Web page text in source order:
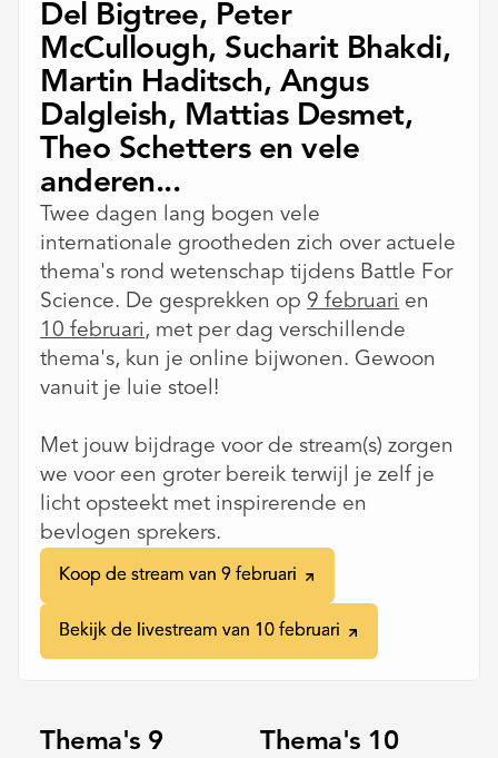
Del Bigtree, Peter
McCullough, Sucharit Bhakdi,
Martin Haditsch, Angus
Dalgleish, Mattias Desmet,
Theo Schetters en vele
anderen...
Twee dagen lang bogen vele
internationale grootheden zich over actuele
thema's rond wetenschap tijdens Battle For
Science. De gesprekken op 9 februari en
10 februari, met per dag verschillende
thema's, kun je online bijwonen. Gewoon
vanuit je luie stoel!
Met jouw bijdrage voor de stream(s) zorgen
we voor een groter bereik terwijl je zelf je
licht opsteekt met inspirerende en
bevlogen sprekers.
Koop de stream van 9 februari
Koop de stream van 9 februari
Bekijk de livestream van 10 februari
Bekijk de livestream van 10 februari
Thema's 9
Thema's 10